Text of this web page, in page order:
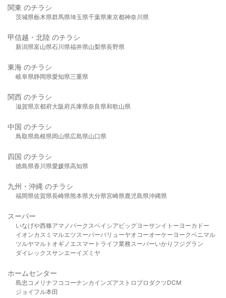
関東 のチラシ
茨城県栃木県群馬県埼玉県千葉県東京都神奈川県
甲信越・北陸 のチラシ
新潟県富山県石川県福井県山梨県長野県
東海 のチラシ
岐阜県静岡県愛知県三重県
関西 のチラシ
滋賀県京都府大阪府兵庫県奈良県和歌山県
中国 のチラシ
鳥取県島根県岡山県広島県山口県
四国 のチラシ
徳島県香川県愛媛県高知県
九州・沖縄 のチラシ
福岡県佐賀県長崎県熊本県大分県宮崎県鹿児島県沖縄県
スーパー
いなげや西條アマノパークスベイシア ビッグヨーサンイトーヨーカドー
イオンカスミ マルエツスーパーバリューヤオコーオーケー ヨークベニマル
ツルヤマルト オギノ エスマート ライフ業務スーパーいかり フジグラン
ダイレックスサンエーイズミヤ
ホームセンター
島忠 コメリ ナフコ コーナンカインズアストロプロダクツDCM
ジョイフル本田